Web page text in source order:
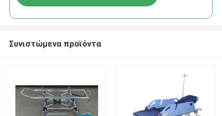
Συνιστώμενα προϊόντα